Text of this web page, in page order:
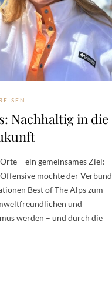
REISEN
Nachhaltig in die
– ein gemeinsames Ziel:
möchte der Verbund
Best of The Alps zum
und
werden – und durch die